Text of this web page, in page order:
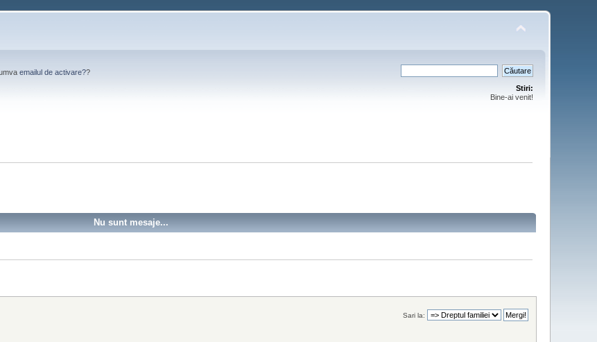
emailul de activare??
Stiri:
Bine-ai venit!
Nu sunt mesaje...
Sari la: